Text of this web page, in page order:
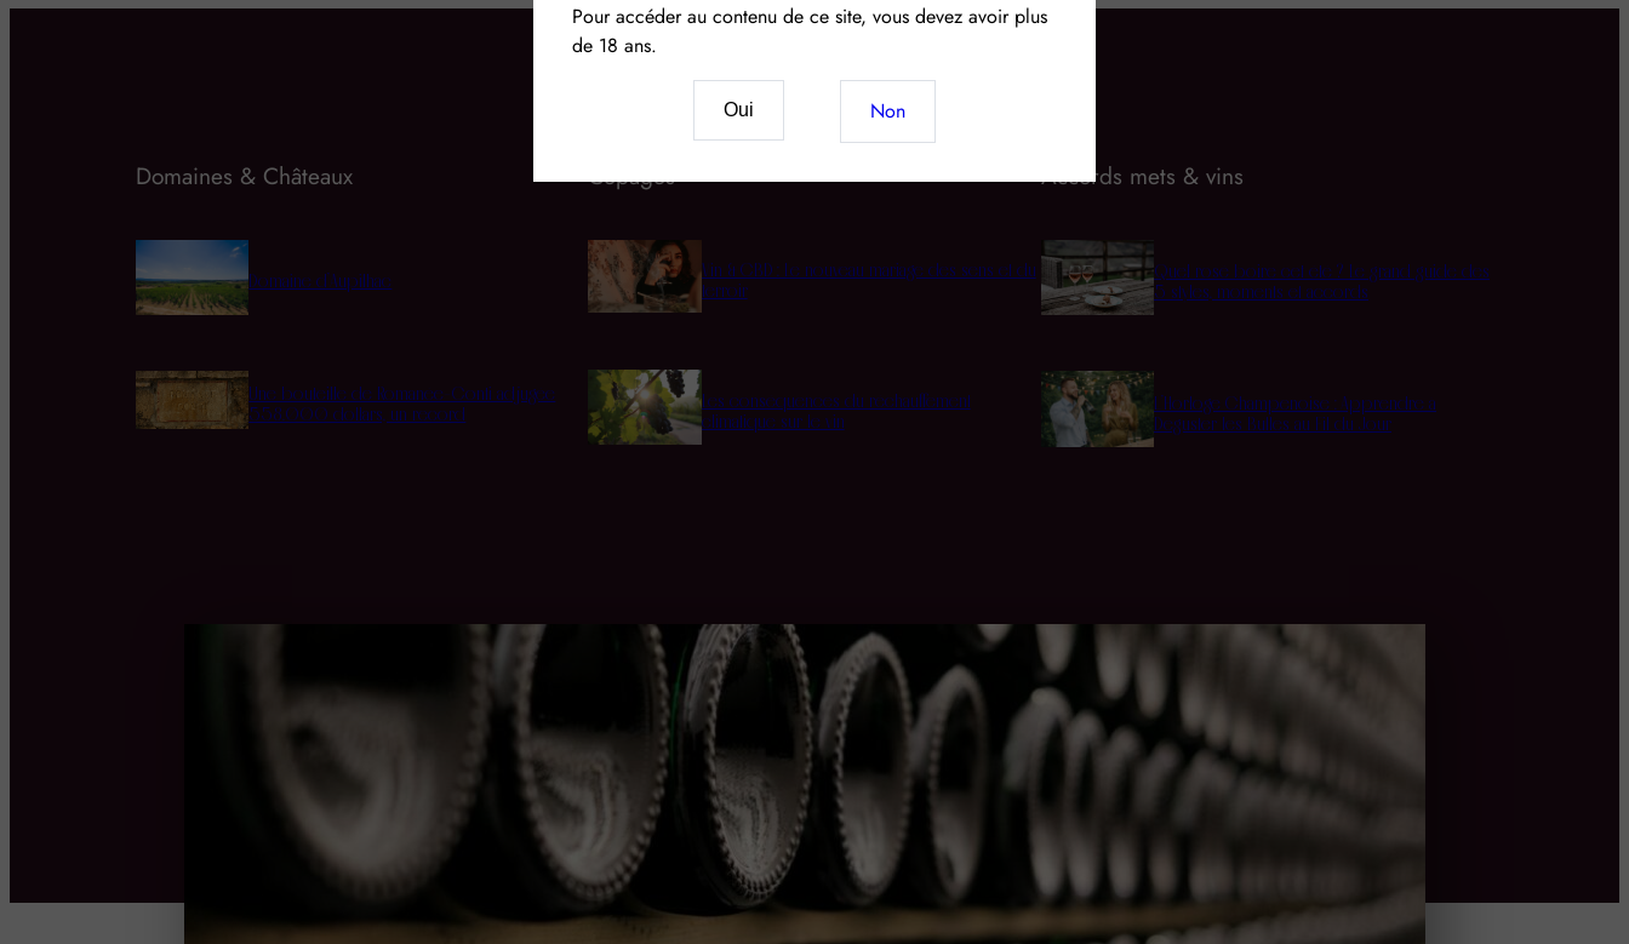
Domaines & Châteaux
Domaine d’Aupilhac
Une bouteille de Romanée-Conti adjugée
558.000 dollars, un record
Cépages
Vin & CBD : Le nouveau mariage des sens et du
terroir
Les conséquences du réchauffement
climatique sur le vin
Accords mets & vins
Quel rosé boire cet été ? Le grand guide des
5 styles, moments et accords
L’Horloge Champenoise : Apprendre à
Déguster les Bulles au Fil du Jour
Pour accéder au contenu de ce site, vous devez avoir plus
de 18 ans.
Oui Non